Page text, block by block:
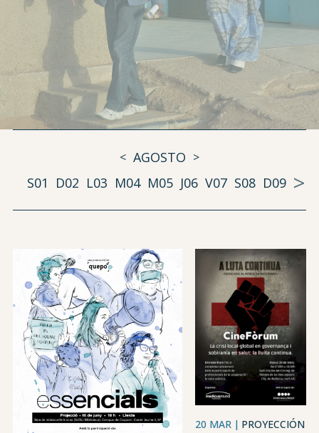
< AGOSTO >
>
S01 D02 L03 M04 M05 J06 V07 S08 D09 L10
20 MAR PROYECCIÓN